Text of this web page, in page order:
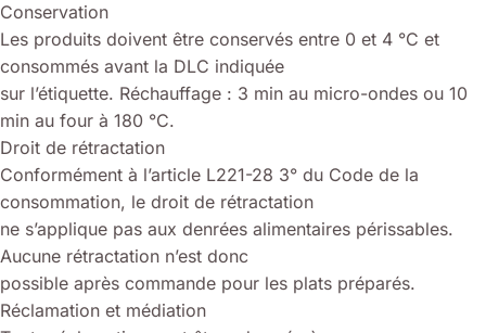
Conservation
Les produits doivent être conservés entre 0 et 4 °C et
consommés avant la DLC indiquée
sur l’étiquette. Réchauffage : 3 min au micro-ondes ou 10
min au four à 180 °C.
Droit de rétractation
Conformément à l’article L221-28 3° du Code de la
consommation, le droit de rétractation
ne s’applique pas aux denrées alimentaires périssables.
Aucune rétractation n’est donc
possible après commande pour les plats préparés.
Réclamation et médiation